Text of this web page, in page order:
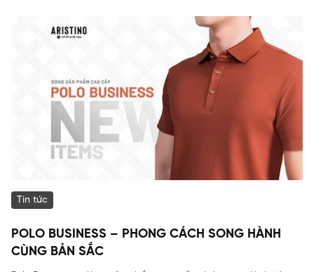
Tin tức
POLO BUSINESS – PHONG CÁCH SONG HÀNH
CÙNG BẢN SẮC